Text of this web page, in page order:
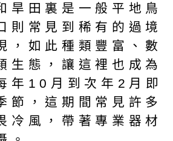
旱田裏是一般平地鳥
則常見到稀有的過境
，如此種類豐富、數
生態，讓這裡也成為
年10月到次年2月即
節，這期間常見許多
冷風，帶著專業器材